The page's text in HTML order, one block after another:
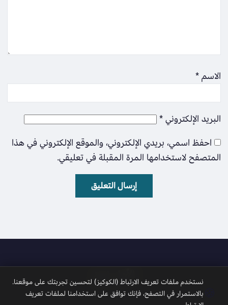
الاسم*
البريد الإلكتروني*
احفظ اسمي، بريدي الإلكتروني، والموقع الإلكتروني في هذا
المتصفح لاستخدامها المرة المقبلة في تعليقي.
الأمل نيوز
نستخدم ملفات تعريف الارتباط (الكوكيز) لتحسين تجربتك على موقعنا.
بالاستمرار في التصفح، فإنك توافق على استخدامنا لملفات تعريف